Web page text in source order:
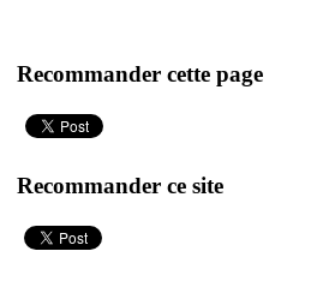
Recommander cette page
Recommander ce site